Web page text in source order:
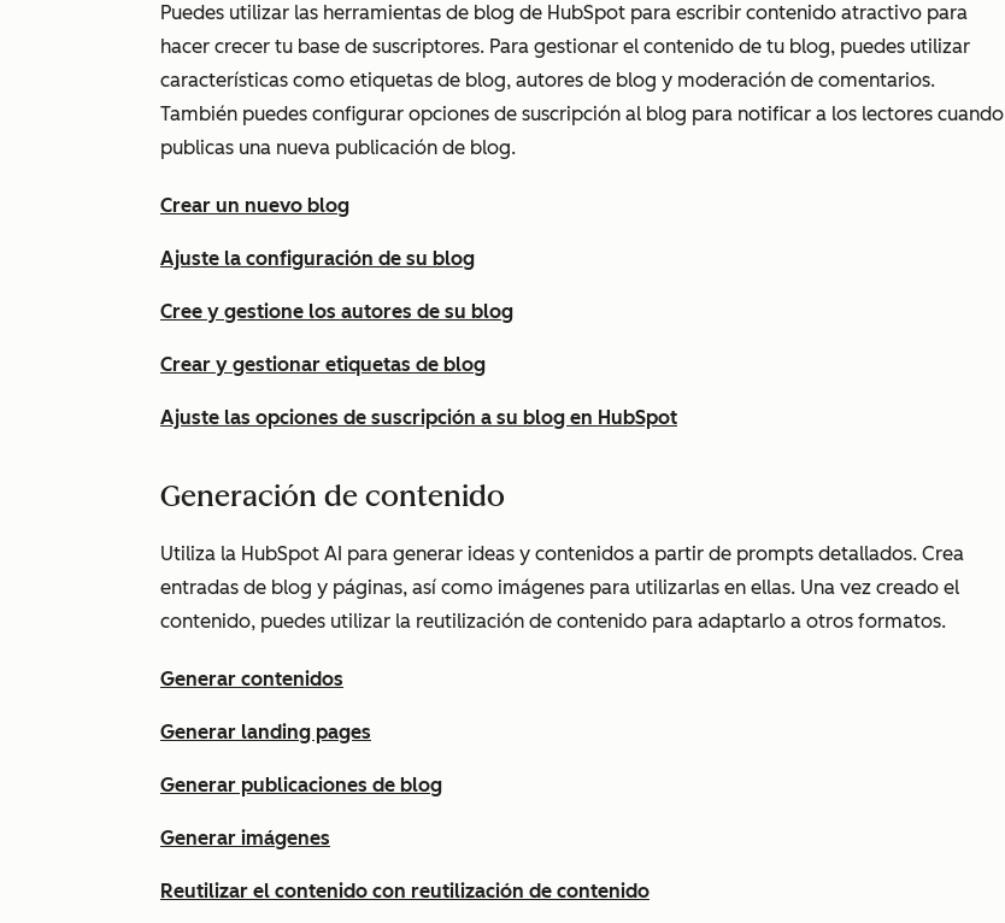
Puedes utilizar las herramientas de blog de HubSpot para escribir contenido atractivo para
hacer crecer tu base de suscriptores. Para gestionar el contenido de tu blog, puedes utilizar
características como etiquetas de blog, autores de blog y moderación de comentarios.
También puedes configurar opciones de suscripción al blog para notificar a los lectores cuando
publicas una nueva publicación de blog.
Crear un nuevo blog
Ajuste la configuración de su blog
Cree y gestione los autores de su blog
Crear y gestionar etiquetas de blog
Ajuste las opciones de suscripción a su blog en HubSpot
Generación de contenido
Utiliza la HubSpot AI para generar ideas y contenidos a partir de prompts detallados. Crea
entradas de blog y páginas, así como imágenes para utilizarlas en ellas. Una vez creado el
contenido, puedes utilizar la reutilización de contenido para adaptarlo a otros formatos.
Generar contenidos
Generar landing pages
Generar publicaciones de blog
Generar imágenes
Reutilizar el contenido con reutilización de contenido